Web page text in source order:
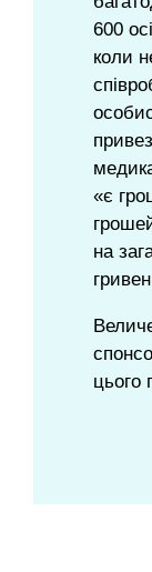
600
коли
«є
на
цього